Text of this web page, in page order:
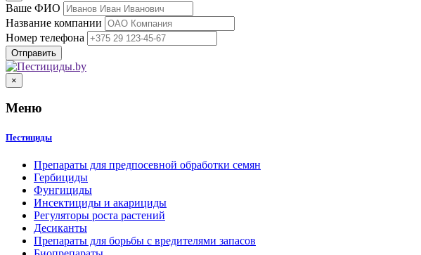
Ваше ФИО
Название компании
Номер телефона
×
Меню
Пестициды
Препараты для предпосевной обработки семян
Гербициды
Фунгициды
Инсектициды и акарициды
Регуляторы роста растений
Десиканты
Препараты для борьбы с вредителями запасов